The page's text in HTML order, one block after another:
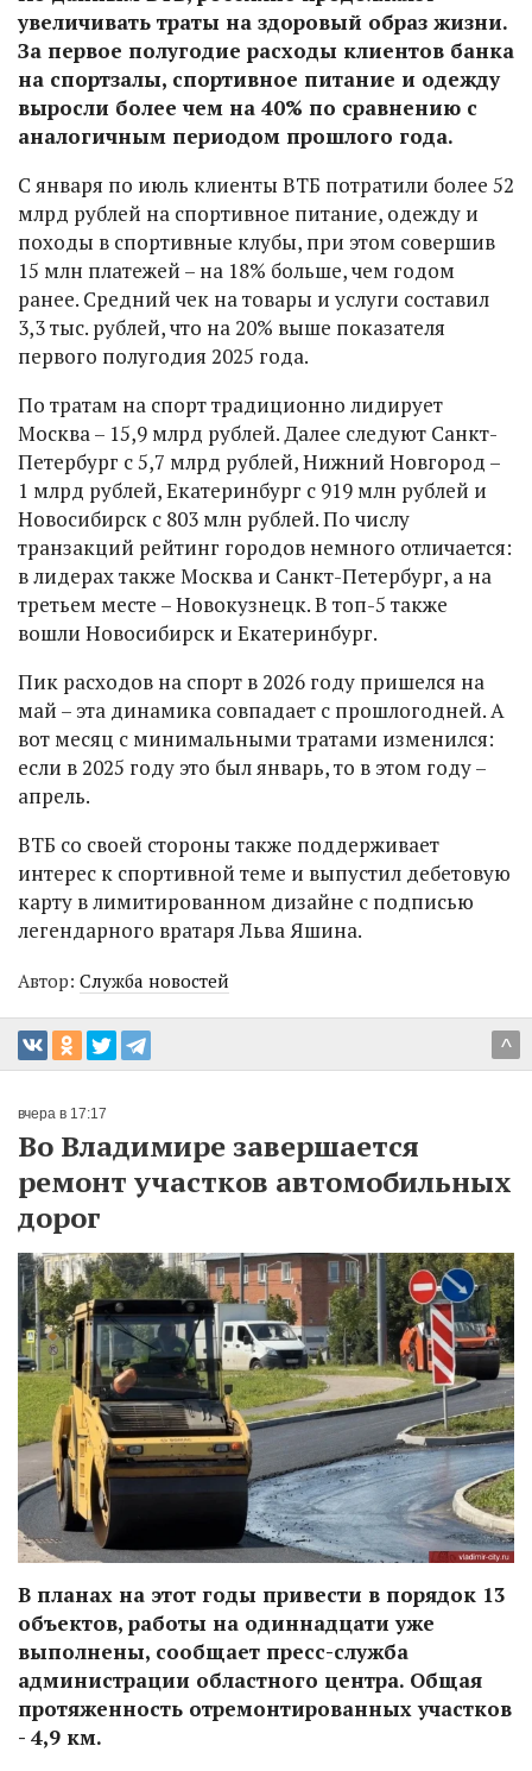
увеличивать траты на здоровый образ жизни.
За первое полугодие расходы клиентов банка
на спортзалы, спортивное питание и одежду
выросли более чем на 40% по сравнению с
аналогичным периодом прошлого года.
С января по июль клиенты ВТБ потратили более 52
млрд рублей на спортивное питание, одежду и
походы в спортивные клубы, при этом совершив
15 млн платежей – на 18% больше, чем годом
ранее. Средний чек на товары и услуги составил
3,3 тыс. рублей, что на 20% выше показателя
первого полугодия 2025 года.
По тратам на спорт традиционно лидирует
Москва – 15,9 млрд рублей. Далее следуют Санкт-
Петербург с 5,7 млрд рублей, Нижний Новгород –
1 млрд рублей, Екатеринбург с 919 млн рублей и
Новосибирск с 803 млн рублей. По числу
транзакций рейтинг городов немного отличается:
в лидерах также Москва и Санкт-Петербург, а на
третьем месте – Новокузнецк. В топ-5 также
вошли Новосибирск и Екатеринбург.
Пик расходов на спорт в 2026 году пришелся на
май – эта динамика совпадает с прошлогодней. А
вот месяц с минимальными тратами изменился:
если в 2025 году это был январь, то в этом году –
апрель.
ВТБ со своей стороны также поддерживает
интерес к спортивной теме и выпустил дебетовую
карту в лимитированном дизайне с подписью
легендарного вратаря Льва Яшина.
Автор: Служба новостей
^
вчера в 17:17
Во Владимире завершается
ремонт участков автомобильных
дорог
В планах на этот годы привести в порядок 13
объектов, работы на одиннадцати уже
выполнены, сообщает пресс-служба
администрации областного центра. Общая
протяженность отремонтированных участков
- 4,9 км.